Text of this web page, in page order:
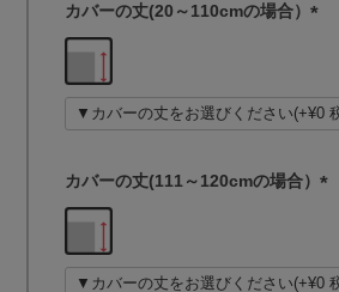
カバーの丈(20～110cmの場合）
須
)
カバーの丈(111～120cmの場合）
須